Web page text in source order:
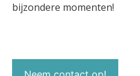
bijzondere momenten!